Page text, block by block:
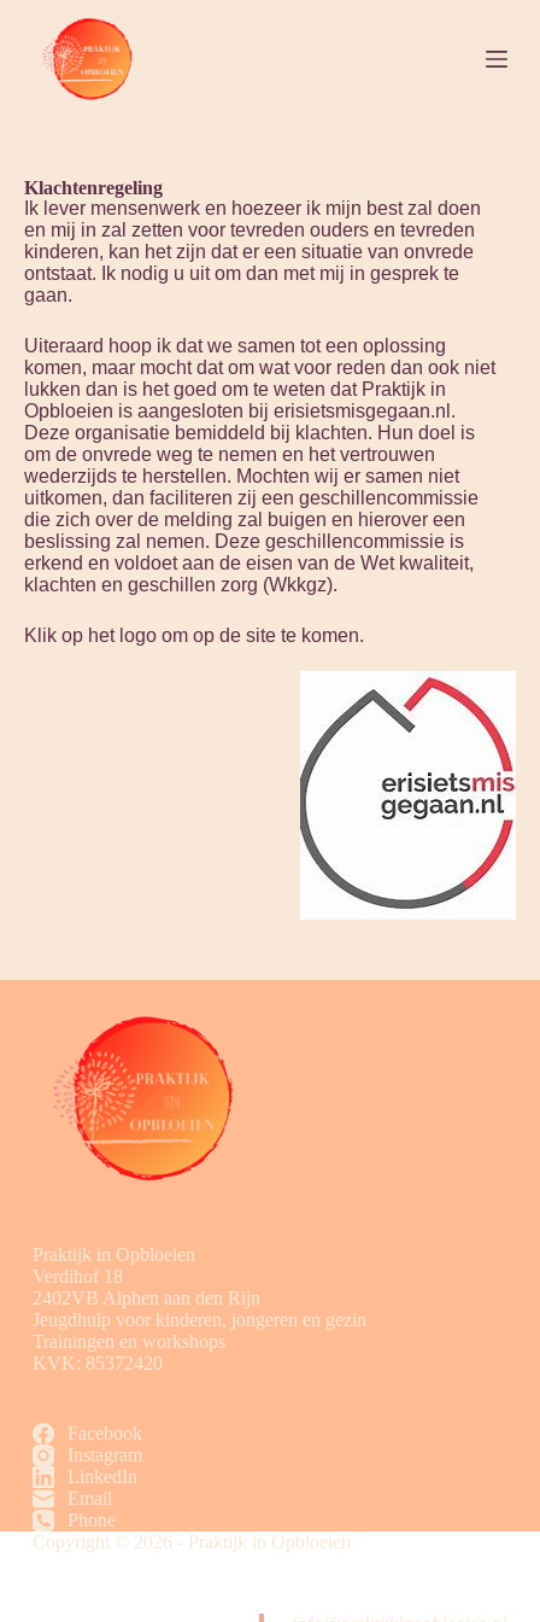
n
t
e
n
t
Klachtenregeling
Ik lever mensenwerk en hoezeer ik mijn best zal doen
en mij in zal zetten voor tevreden ouders en tevreden
kinderen, kan het zijn dat er een situatie van onvrede
ontstaat. Ik nodig u uit om dan met mij in gesprek te
gaan.
Uiteraard hoop ik dat we samen tot een oplossing
komen, maar mocht dat om wat voor reden dan ook niet
lukken dan is het goed om te weten dat Praktijk in
Opbloeien is aangesloten bij erisietsmisgegaan.nl.
Deze organisatie bemiddeld bij klachten. Hun doel is
om de onvrede weg te nemen en het vertrouwen
wederzijds te herstellen. Mochten wij er samen niet
uitkomen, dan faciliteren zij een geschillencommissie
die zich over de melding zal buigen en hierover een
beslissing zal nemen. Deze geschillencommissie is
erkend en voldoet aan de eisen van de Wet kwaliteit,
klachten en geschillen zorg (Wkkgz).
Klik op het logo om op de site te komen.
Praktijk in Opbloeien
Verdihof 18
2402VB Alphen aan den Rijn
Jeugdhulp voor kinderen, jongeren en gezin
Trainingen en workshops
KVK: 85372420
Facebook
Instagram
LinkedIn
Email
Phone
Copyright © 2026 - Praktijk in Opbloeien